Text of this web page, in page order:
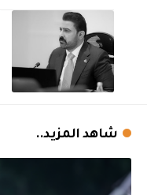
شاهد المزيد..